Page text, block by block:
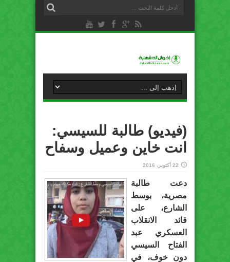
(فيديو) طالبة للسيسي:
انت خاين وعميل وسفاح
22 أكتوبر، 2016
دعت طالبة
مصرية، بوسط
الشارع، على
قائد الانقلاب
العسكري عبد
الفتاح السيسي
دون خوف، في